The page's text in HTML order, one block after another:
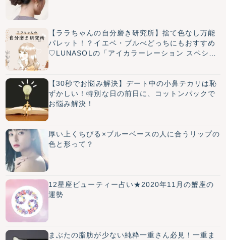
【ララちゃんの自分磨き研究所】捨て色なし万能
パレット！？イエベ・ブルべどっちにもおすすめ
♡LUNASOLの「アイカラーレーション スペシャ
【30秒でお悩み解決】デート中の小鼻テカリは恥
ずかしい！特別な日の前日に、コットンパックで
お悩み解決！
厚い上くちびる×ブルーベースの人に合うリップの
色と形って？
12星座ビューティー占い★2020年11月の蟹座の
運勢
まぶたの脂肪が少ない純粋一重さん必見！一重ま